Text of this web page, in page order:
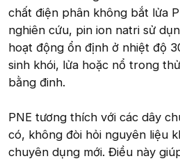
chất điện phân không bắt lửa
nghiên cứu, pin ion natri sử
hoạt động ổn định ở nhiệt độ
sinh khói, lửa hoặc nổ trong
bằng đinh.
PNE tương thích với các dây
có, không đòi hỏi nguyên liệu
chuyên dụng mới. Điều này